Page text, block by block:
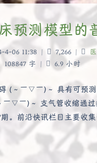
预测模型的
4-06 11:38 | 7,266 |
108847 字 | 6.9 小时
(～￣▽￣)～ 具有可预
▽￣)～ 支气管收缩通
。前沿快讯栏目主要收